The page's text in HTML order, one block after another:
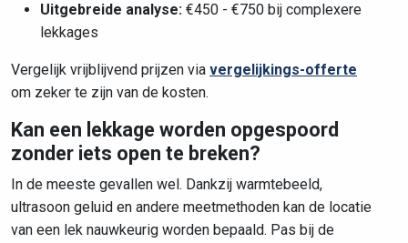
Uitgebreide analyse: €450 - €750 bij complexere
lekkages
Vergelijk vrijblijvend prijzen via vergelijkings-offerte
om zeker te zijn van de kosten.
Kan een lekkage worden opgespoord
zonder iets open te breken?
In de meeste gevallen wel. Dankzij warmtebeeld,
ultrasoon geluid en andere meetmethoden kan de locatie
van een lek nauwkeurig worden bepaald. Pas bij de